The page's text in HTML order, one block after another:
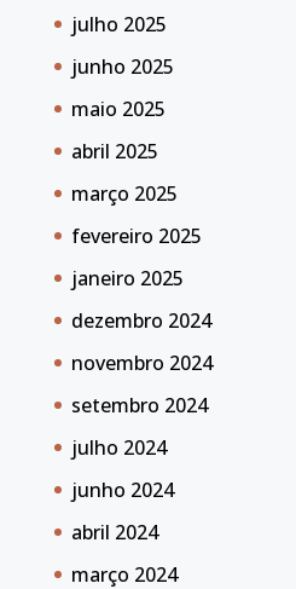
julho 2025
junho 2025
maio 2025
abril 2025
março 2025
fevereiro 2025
janeiro 2025
dezembro 2024
novembro 2024
setembro 2024
julho 2024
junho 2024
abril 2024
março 2024